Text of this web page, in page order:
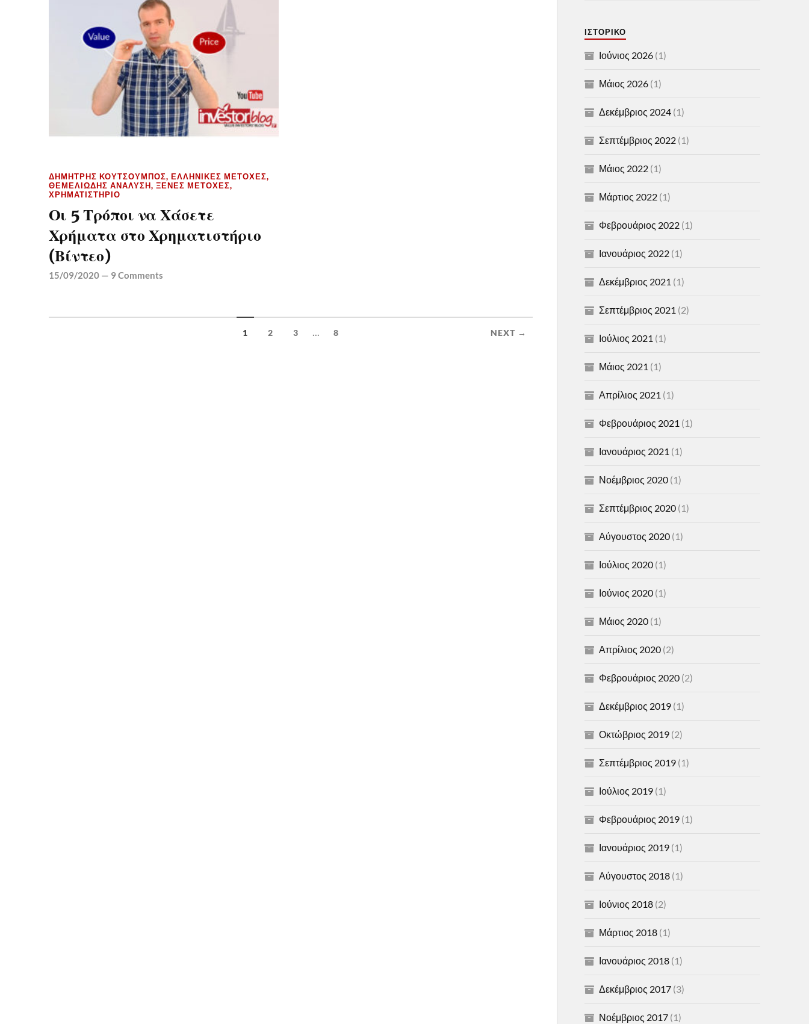
ΔΗΜΉΤΡΗΣ ΚΟΥΤΣΟΥΜΠΌΣ, ΕΛΛΗΝΙΚΈΣ ΜΕΤΟΧΈΣ,
ΘΕΜΕΛΙΏΔΗΣ ΑΝΆΛΥΣΗ, ΞΈΝΕΣ ΜΕΤΟΧΈΣ,
ΧΡΗΜΑΤΙΣΤΉΡΙΟ
Οι 5 Τρόποι να Χάσετε
Χρήματα στο Χρηματιστήριο
(Βίντεο)
15/09/2020— 9 Comments
1 2 3 ... 8 NEXT →
ΙΣΤΟΡΙΚΌ
Ιούνιος 2026(1)
Μάιος 2026(1)
Δεκέμβριος 2024(1)
Σεπτέμβριος 2022(1)
Μάιος 2022(1)
Μάρτιος 2022(1)
Φεβρουάριος 2022(1)
Ιανουάριος 2022(1)
Δεκέμβριος 2021 (1)
Σεπτέμβριος 2021 (2)
Ιούλιος 2021 (1)
Μάιος 2021 (1)
Απρίλιος 2021 (1)
Φεβρουάριος 2021 (1)
Ιανουάριος 2021 (1)
Νοέμβριος 2020(1)
Σεπτέμβριος 2020(1)
Αύγουστος 2020(1)
Ιούλιος 2020(1)
Ιούνιος 2020(1)
Μάιος 2020(1)
Απρίλιος 2020(2)
Φεβρουάριος 2020(2)
Δεκέμβριος 2019(1)
Οκτώβριος 2019(2)
Σεπτέμβριος 2019(1)
Ιούλιος 2019(1)
Φεβρουάριος 2019(1)
Ιανουάριος 2019(1)
Αύγουστος 2018(1)
Ιούνιος 2018(2)
Μάρτιος 2018(1)
Ιανουάριος 2018(1)
Δεκέμβριος 2017(3)
Νοέμβριος 2017(1)